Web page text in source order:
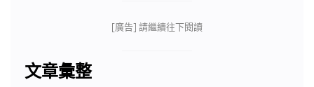
[廣告] 請繼續往下閱讀
文章彙整